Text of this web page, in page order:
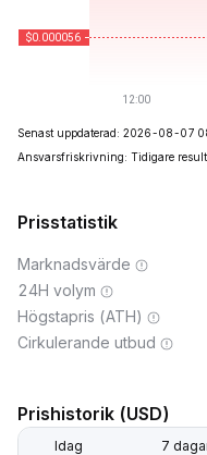
Senast uppdaterad: 2026-08-07
Ansvarsfriskrivning: Tidigare
Prisstatistik
Marknadsvärde
24H volym
Högstapris (ATH)
Cirkulerande utbud
Prishistorik (USD)
Idag 7